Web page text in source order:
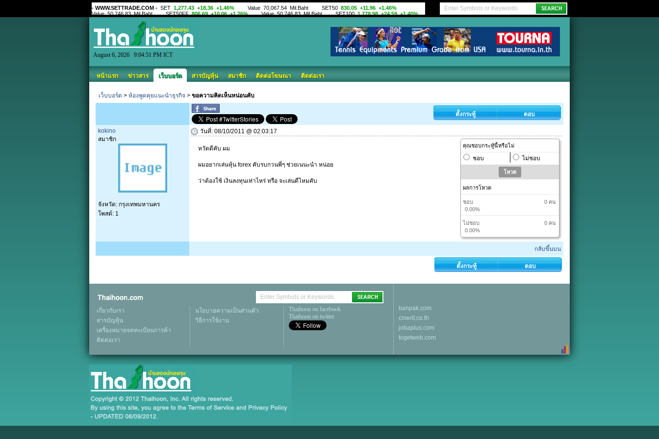
August 6, 2026 9:04:51 PM ICT
หน้าแรก ข่าวสาร เว็บบอร์ด สารบัญหุ้น สมาชิก ติดต่อโฆษณา ติดต่อเรา
เว็บบอร์ด > ห้องพูดคุยแนะนำธุรกิจ > ขอความคิดเห็นหน่อนคับ
ตั้งกระทู้ ตอบ
kokino
สมาชิก
จังหวัด: กรุงเทพมหานคร
โพสต์: 1
วันที่: 08/10/2011 @ 02:03:17
คุณชอบกระทู้นี้หรือไม่
ชอบ ไม่ชอบ
ผลการโหวต
ชอบ
0.00%
0 คน
ไม่ชอบ
0.00%
0 คน
หวัดดีคับ ผม
ผมอยากเล่นหุ้น forex คับรบกวนพี่ๆ ช่วยเนนะนำ หน่อย
ว่าต้องใช้ เงินลงทุนเท่าไหร่ หรือ จะเล่นดีไหมคับ
กลับขึ้นบน
ตั้งกระทู้ ตอบ
เกี่ยวกับเรา
สารบัญหุ้น
เครื่องหมายจดทะเบียนการค้า
ติดต่อเรา
นโยบายความเป็นส่วนตัว
วิธีการใช้งาน
Thaihoon on facebook
Thaihoon on twitter
banpak.com
cmerit.co.th
jobaplus.com
togetweb.com